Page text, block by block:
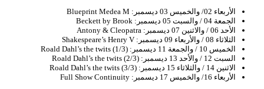
الأربعاء 02/ والخميس 03 ديسمبر: Blueprint Medea M
الجمعة 04 / والسبت 05 ديسمبر: Beckett by Brook
الأحد 06 / والاثنين 07 ديسمبر: Antony & Cleopatra
الثلاثاء 08 / والأربعاء 09 ديسمبر: Shakespeare’s Henry V
الخميس 10 / والجمعة 11 ديسمبر: Roald Dahl’s the twits (1/3)
السبت 12 / والأحد 13 ديسمبر: Roald Dahl’s the twits (2/3)
الاثنين 14 / والثلاثاء 15 ديسمبر: Roald Dahl’s the twits (3/3)
الأربعاء 16/ والخميس 17 ديسمبر: Full Show Continuity